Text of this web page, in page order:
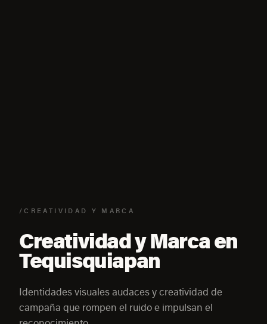
/CREATIVIDAD Y MARCA
Creatividad y Marca en
Tequisquiapan
Identidades visuales audaces y creatividad de
campaña que rompen el ruido e impulsan el